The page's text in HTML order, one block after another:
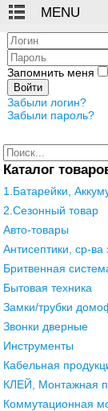
Логин
Пароль
Запомнить меня
Войти
Забыли логин?
Забыли пароль?
Каталог
1.Батарейки,
2.Сезонный товар
Авто-товары
Антисептики, ср-
Бритвенная
Бытовая техника
Замки/трубки
Звонки дверные
Инструменты
Кабельная
КЛЕЙ, Монтажная
Коммутационная